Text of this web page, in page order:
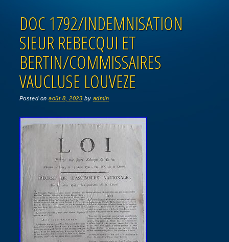
DOC 1792/INDEMNISATION
SIEUR REBECQUI ET
BERTIN/COMMISSAIRES
VAUCLUSE LOUVEZE
Posted onaoût 8, 2023 by admin